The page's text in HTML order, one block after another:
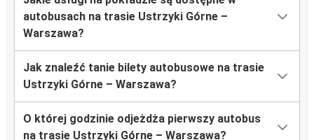
autobusach na trasie Ustrzyki Górne –
Warszawa?
Jak znaleźć tanie bilety autobusowe na trasie
Ustrzyki Górne – Warszawa?
O której godzinie odjeżdża pierwszy autobus
na trasie Ustrzyki Górne – Warszawa?